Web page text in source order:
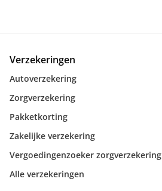
Verzekeringen
Autoverzekering
Zorgverzekering
Pakketkorting
Zakelijke verzekering
Vergoedingenzoeker zorgverzekering
Alle verzekeringen